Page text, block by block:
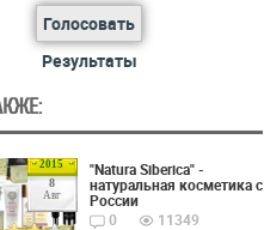
Голосовать
Результаты
2015
8
Авг
"Natura Siberica" -
натуральная косметика с
России
0
11349